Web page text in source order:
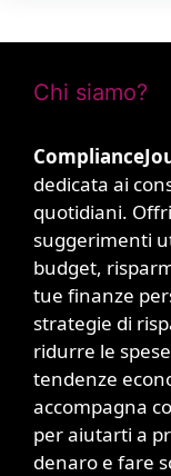
Chi siamo?
dedicata ai
quotidiani.
suggerimenti
budget,
tue finanze
strategie di
ridurre le
tendenze
accompagna
per aiutarti a
denaro e fare